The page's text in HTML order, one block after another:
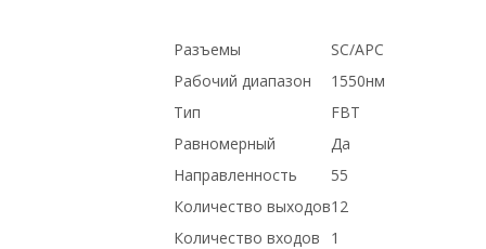
Разъемы
SC/APC
Рабочий диапазон
1550нм
Тип
FBT
Равномерный
Да
Направленность
55
Количество выходов12
Количество входов
1